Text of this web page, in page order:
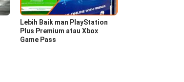
Lebih Baik man PlayStation
Plus Premium atau Xbox
Game Pass